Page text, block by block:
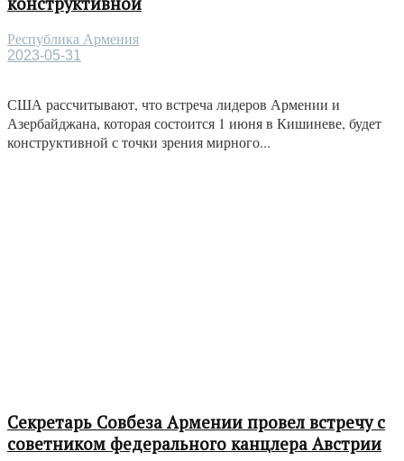
Республика Армения
2023-05-31
США рассчитывают, что встреча лидеров Армении и
Азербайджана, которая состоится 1 июня в Кишиневе, будет
конструктивной с точки зрения мирного...
Секретарь Совбеза Армении провел встречу с
советником федерального канцлера Австрии